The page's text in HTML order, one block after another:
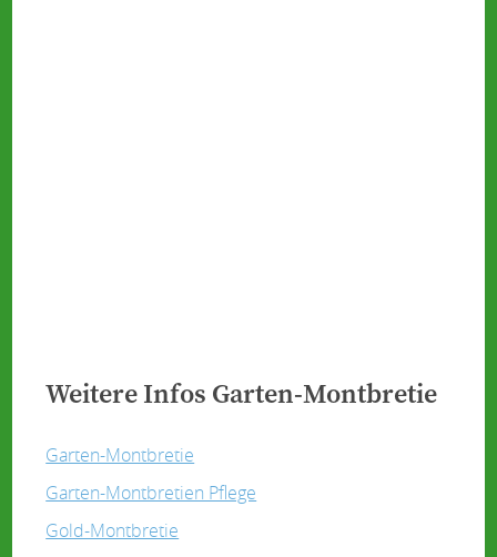
Weitere Infos Garten-Montbretie
Garten-Montbretie
Garten-Montbretien Pflege
Gold-Montbretie